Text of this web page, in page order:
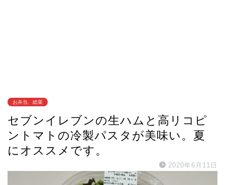
お弁当、総菜
セブンイレブンの生ハムと高リコピ
ントマトの冷製パスタが美味い。夏
にオススメです。
2020年6月11日